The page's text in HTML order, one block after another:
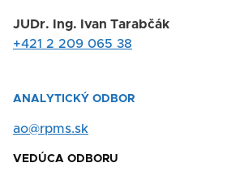
JUDr. Ing. Ivan Tarabčák
+421 2 209 065 38
ANALYTICKÝ ODBOR
ao@rpms.sk
VEDÚCA ODBORU